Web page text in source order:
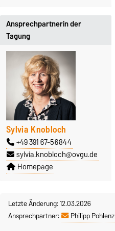
Ansprechpartnerin der
Tagung
Sylvia Knobloch
+49 391 67-56844
sylvia.knobloch@ovgu.de
Homepage
Letzte Änderung: 12.03.2026
Ansprechpartner:
Philipp Pohlenz